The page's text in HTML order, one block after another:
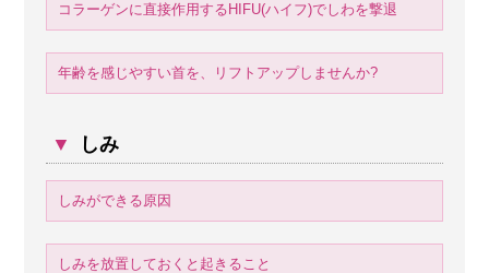
コラーゲンに直接作用するHIFU(ハイフ)でしわを撃退
年齢を感じやすい首を、リフトアップしませんか?
▼ しみ
しみができる原因
しみを放置しておくと起きること